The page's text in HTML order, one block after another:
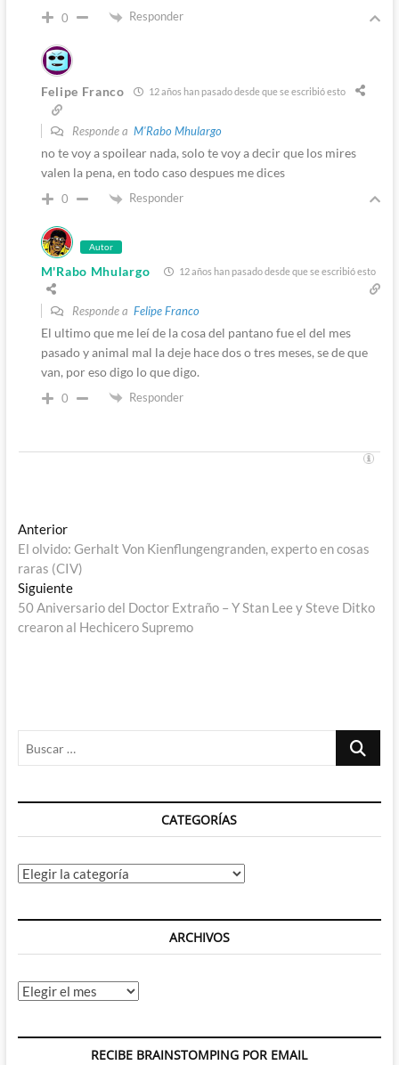
0 Responder
Felipe Franco 12 años han pasado desde que se escribió esto
Responde a M'Rabo Mhulargo
no te voy a spoilear nada, solo te voy a decir que los mires
valen la pena, en todo caso despues me dices
0 Responder
Autor
M'Rabo Mhulargo 12 años han pasado desde que se escribió esto
Responde a Felipe Franco
El ultimo que me leí de la cosa del pantano fue el del mes
pasado y animal mal la deje hace dos o tres meses, se de que
van, por eso digo lo que digo.
0 Responder
Navegación
de
entradas
AnteriorEntrada
anterior:
El olvido: Gerhalt Von Kienflungengranden, experto en cosas
raras (CIV)
SiguienteEntrada
siguiente:
50 Aniversario del Doctor Extraño – Y Stan Lee y Steve Ditko
crearon al Hechicero Supremo
Buscar
CATEGORÍAS
Categorías
ARCHIVOS
Archivos
RECIBE BRAINSTOMPING POR EMAIL